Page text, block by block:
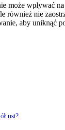
może wpływać
nie
aby uniknąć
ust?